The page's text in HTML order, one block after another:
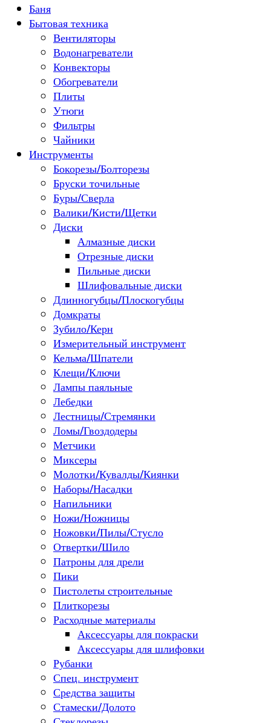
Баня
Бытовая техника
Вентиляторы
Водонагреватели
Конвекторы
Обогреватели
Плиты
Утюги
Фильтры
Чайники
Инструменты
Бокорезы/Болторезы
Бруски точильные
Буры/Сверла
Валики/Кисти/Щетки
Диски
Алмазные диски
Отрезные диски
Пильные диски
Шлифовальные диски
Длинногубцы/Плоскогубцы
Домкраты
Зубило/Керн
Измерительный инструмент
Кельма/Шпатели
Клещи/Ключи
Лампы паяльные
Лебедки
Лестницы/Стремянки
Ломы/Гвоздодеры
Метчики
Миксеры
Молотки/Кувалды/Киянки
Наборы/Насадки
Напильники
Ножи/Ножницы
Ножовки/Пилы/Стусло
Отвертки/Шило
Патроны для дрели
Пики
Пистолеты строительные
Плиткорезы
Расходные материалы
Аксессуары для покраски
Аксессуары для шлифовки
Рубанки
Спец. инструмент
Средства защиты
Стамески/Долото